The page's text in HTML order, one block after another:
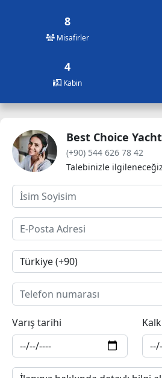
8
Misafirler
4
Kabin
Best Choice
(+90) 544 626 78 42
Talebinizle ilgileneceğiz
Varış tarihi